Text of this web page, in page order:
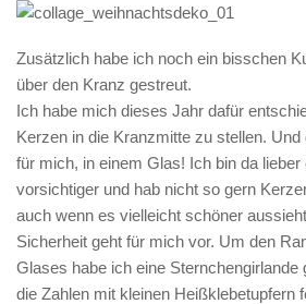
Zusätzlich habe ich noch ein bisschen
über den Kranz gestreut.
Ich habe mich dieses Jahr dafür
Kerzen in die Kranzmitte zu stellen. Und
für mich, in einem Glas! Ich bin da lieber
vorsichtiger und hab nicht so gern
auch wenn es vielleicht schöner
Sicherheit geht für mich vor. Um den
Glases habe ich eine Sternchengirlande
die Zahlen mit kleinen Heißklebetupfern